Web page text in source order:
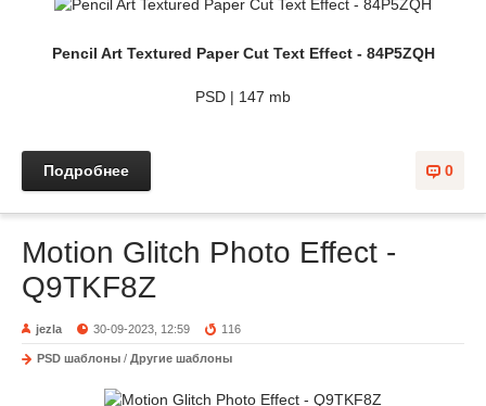
Pencil Art Textured Paper Cut Text Effect - 84P5ZQH
PSD | 147 mb
0
Подробнее
Motion Glitch Photo Effect -
Q9TKF8Z
jezla 30-09-2023, 12:59 116
PSD шаблоны / Другие шаблоны